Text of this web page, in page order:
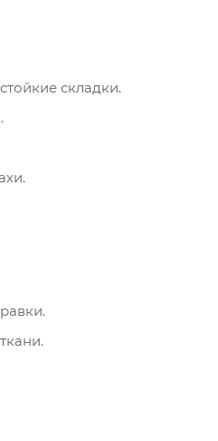
складки.